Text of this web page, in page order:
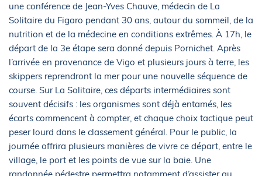
une conférence de Jean-Yves Chauve, médecin de La
Solitaire du Figaro pendant 30 ans, autour du sommeil, de la
nutrition et de la médecine en conditions extrêmes. À 17h, le
départ de la 3e étape sera donné depuis Pornichet. Après
l’arrivée en provenance de Vigo et plusieurs jours à terre, les
skippers reprendront la mer pour une nouvelle séquence de
course. Sur La Solitaire, ces départs intermédiaires sont
souvent décisifs : les organismes sont déjà entamés, les
écarts commencent à compter, et chaque choix tactique peut
peser lourd dans le classement général. Pour le public, la
journée offrira plusieurs manières de vivre ce départ, entre le
village, le port et les points de vue sur la baie. Une